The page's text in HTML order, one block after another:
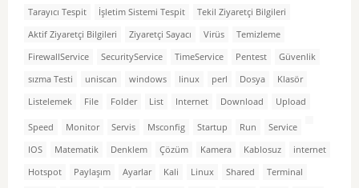
Tarayıcı Tespit
İşletim Sistemi Tespit
Tekil Ziyaretçi Bilgileri
Aktif Ziyaretçi Bilgileri
Ziyaretçi Sayacı Virüs
Temizleme
FirewallService
SecurityService TimeService Pentest
Güvenlik
sızma Testi
uniscan windows linux perl Dosya
Klasör
Listelemek
File Folder List Internet Download Upload
Speed Monitor Servis Msconfig Startup Run
Service
IOS
Matematik Denklem Çözüm Kamera Kablosuz
internet
Hotspot
Paylaşım Ayarlar Kali Linux Shared
Terminal